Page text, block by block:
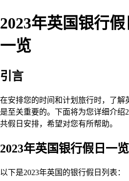
2023年英国银行
一览
引言
在安排您的时间和计划旅行时，了解
是至关重要的。下面将为您详细介绍
共假日安排，希望对您有所帮助。
2023年英国银行假日一览
以下是2023年英国的银行假日列表：